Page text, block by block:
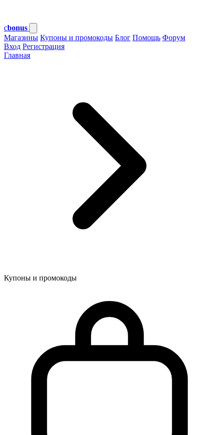
cbonus
Магазины Купоны и промокоды Блог Помощь Форум
Вход Регистрация
Главная
Купоны и промокоды